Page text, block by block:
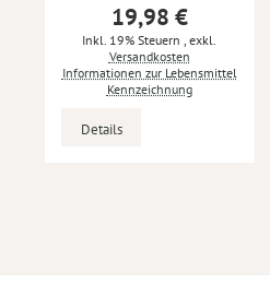
19,98 €
Inkl. 19% Steuern
exkl.
Versandkosten
Informationen zur Lebensmittel
Kennzeichnung
Details